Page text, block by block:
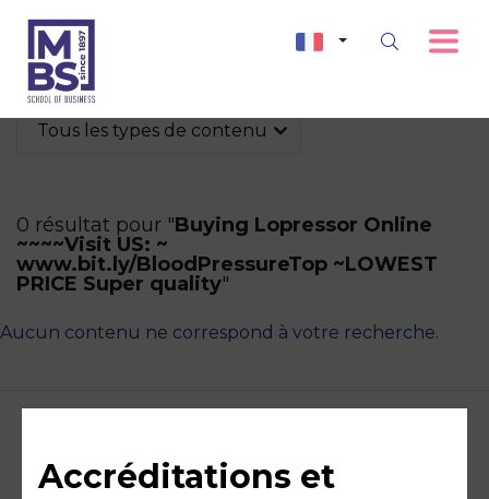
Tous les types de contenu
0 résultat pour "Buying Lopressor Online
~~~~Visit US: ~
www.bit.ly/BloodPressureTop ~LOWEST
PRICE Super quality"
Aucun contenu ne correspond à votre recherche.
Accréditations et